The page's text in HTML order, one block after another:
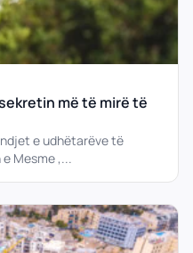
më të mirë të
e udhëtarëve të
Mesme ,...